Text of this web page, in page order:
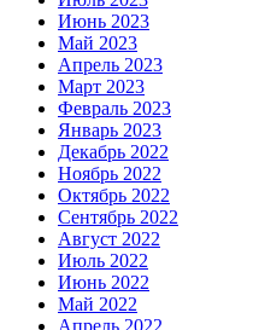
Июнь 2023
Май 2023
Апрель 2023
Март 2023
Февраль 2023
Январь 2023
Декабрь 2022
Ноябрь 2022
Октябрь 2022
Сентябрь 2022
Август 2022
Июль 2022
Июнь 2022
Май 2022
Апрель 2022